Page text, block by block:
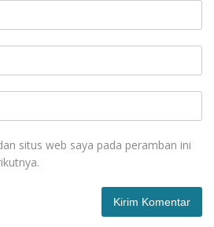
situs web saya pada peramban ini